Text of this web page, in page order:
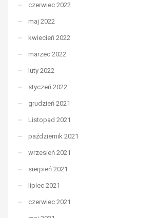
czerwiec 2022
maj 2022
kwiecień 2022
marzec 2022
luty 2022
styczeń 2022
grudzień 2021
Listopad 2021
październik 2021
wrzesień 2021
sierpień 2021
lipiec 2021
czerwiec 2021